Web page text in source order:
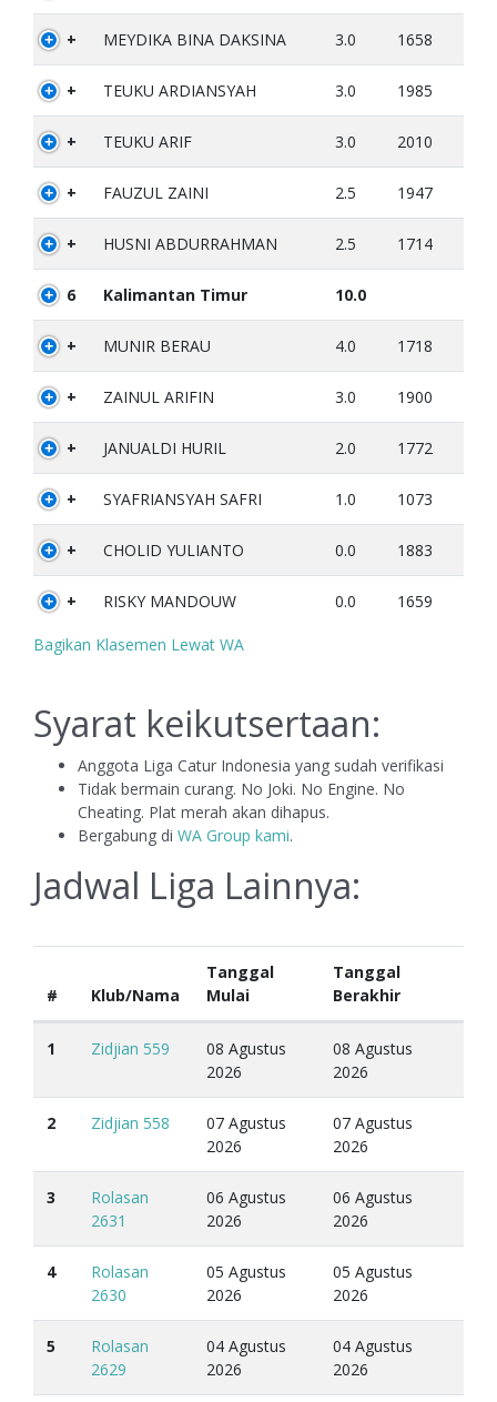
+ MEYDIKA BINA DAKSINA 3.0 1658
+ TEUKU ARDIANSYAH 3.0 1985
+ TEUKU ARIF 3.0 2010
+ FAUZUL ZAINI 2.5 1947
+ HUSNI ABDURRAHMAN 2.5 1714
6 Kalimantan Timur 10.0
+ MUNIR BERAU 4.0 1718
+ ZAINUL ARIFIN 3.0 1900
+ JANUALDI HURIL 2.0 1772
+ SYAFRIANSYAH SAFRI 1.0 1073
+ CHOLID YULIANTO 0.0 1883
+ RISKY MANDOUW 0.0 1659
Bagikan Klasemen Lewat WA
Syarat keikutsertaan:
Anggota Liga Catur Indonesia yang sudah verifikasi
Tidak bermain curang. No Joki. No Engine. No
Cheating. Plat merah akan dihapus.
Bergabung di WA Group kami.
Jadwal Liga Lainnya:
# Klub/Nama
Tanggal
Mulai
Tanggal
Berakhir
1 Zidjian 559
08 Agustus
2026
08 Agustus
2026
2 Zidjian 558
07 Agustus
2026
07 Agustus
2026
3
Rolasan
2631
06 Agustus
2026
06 Agustus
2026
4
Rolasan
2630
05 Agustus
2026
05 Agustus
2026
5
Rolasan
2629
04 Agustus
2026
04 Agustus
2026